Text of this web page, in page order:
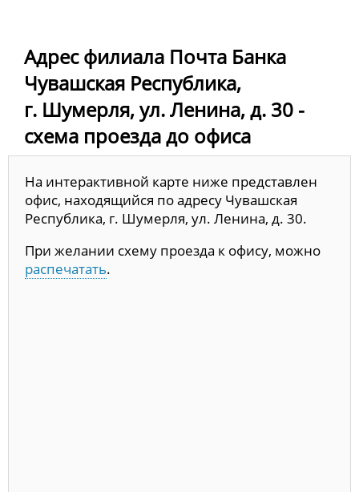
Адрес филиала Почта Банка
Чувашская Республика,
г. Шумерля, ул. Ленина, д. 30 -
схема проезда до офиса
На интерактивной карте ниже представлен
офис, находящийся по адресу Чувашская
Республика, г. Шумерля, ул. Ленина, д. 30.
При желании схему проезда к офису, можно
распечатать.